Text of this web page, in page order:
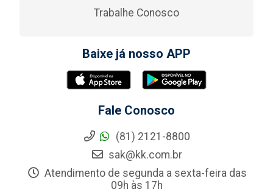
Trabalhe Conosco
Baixe já nosso APP
Fale Conosco
(81) 2121-8800
sak@kk.com.br
Atendimento de segunda a sexta-feira das
09h às 17h